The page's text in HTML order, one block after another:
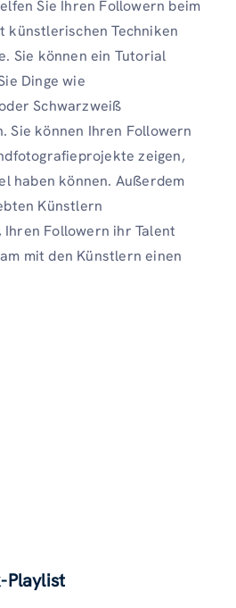
Sie Ihren Followern beim
künstlerischen Techniken
Sie können ein Tutorial
Dinge wie
Schwarzweiß
Sie können Ihren Followern
zeigen,
haben können. Außerdem
Künstlern
Followern ihr Talent
mit den Künstlern einen
Playlist